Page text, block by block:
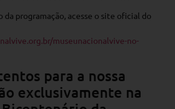
da programação, acesse o site oficial do
museunacionalvive-no-
para a nossa
exclusivamente na